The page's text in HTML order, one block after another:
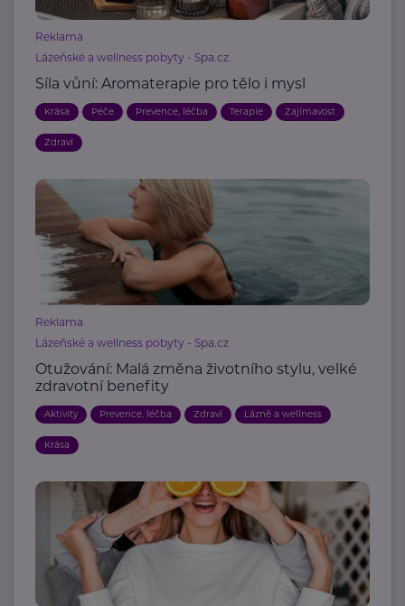
Reklama
Lázeňské a wellness pobyty - Spa.cz
Síla vůní: Aromaterapie pro tělo i mysl
Krása Péče Prevence, léčba Terapie Zajímavost
Zdraví
Reklama
Lázeňské a wellness pobyty - Spa.cz
Otužování: Malá změna životního stylu, velké
zdravotní benefity
Aktivity Prevence, léčba Zdraví Lázně a wellness
Krása